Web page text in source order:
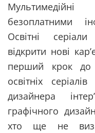
безоплатними
Освітні
відкрити нові
перший крок до
освітніх
дизайнера
графічного
хто ще не